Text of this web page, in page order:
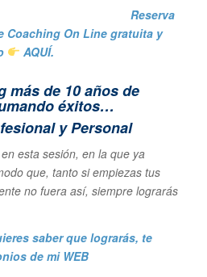
Reserva
Coaching On Line gratuita y
AQUÍ.
más de 10 años de
éxitos…
y Personal
esta sesión, en la que ya
que, tanto si empiezas tus
no fuera así, siempre lograrás
saber que lograrás, te
de mi WEB